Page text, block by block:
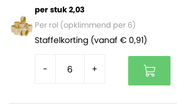
per stuk 2,03
Per rol (opklimmend per 6)
Staffelkorting (vanaf € 0,91)
- +